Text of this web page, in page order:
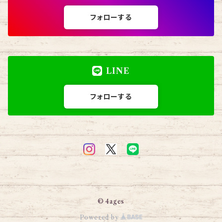
フォローする
LINE
フォローする
© 4ages
Powered by